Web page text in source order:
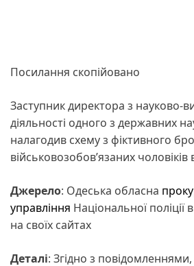
Посилання скопійовано
Заступник директора з науково-
діяльності одного з державних
налагодив схему з фіктивного
військовозобов’язаних чоловіків
Джерело: Одеська обласна
управління Національної поліції
на своїх сайтах
Деталі: Згідно з